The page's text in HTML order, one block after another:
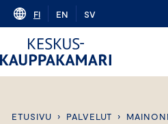
Skip
content
FI EN SV
ETUSIVU › PALVELUT ›